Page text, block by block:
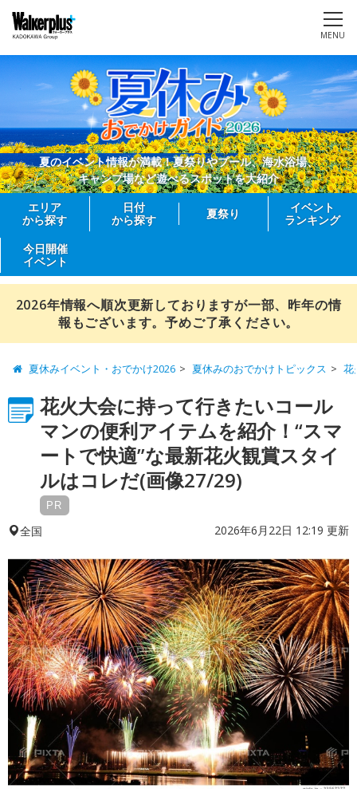
MENU
夏のイベント情報が満載！夏祭りやプール、海水浴場、
キャンプ場など遊べるスポットを大紹介
エリア
から探す
日付
から探す
夏祭り
イベント
ランキング
今日開催
イベント
2026年情報へ順次更新しておりますが一部、昨年の情
報もございます。予めご了承ください。
夏休みイベント・おでかけ2026 夏休みのおでかけトピックス 花
花火大会に持って行きたいコール
マンの便利アイテムを紹介！“スマ
ートで快適”な最新花火観賞スタイ
ルはコレだ(画像27/29)
PR
全国 2026年6月22日 12:19 更新